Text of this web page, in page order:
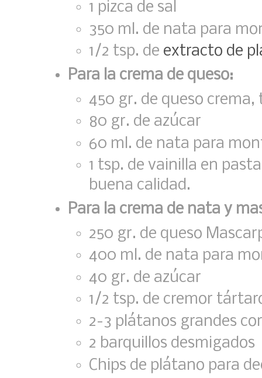
1 pizca de sal
350 ml. de nata para
1/2 tsp. de extracto de
Para la crema de queso:
450 gr. de queso
80 gr. de azúcar
60 ml. de nata para
1 tsp. de vainilla en
buena calidad.
Para la crema de nata y
250 gr. de queso
400 ml. de nata para
40 gr. de azúcar
1/2 tsp. de cremor
2-3 plátanos grandes
2 barquillos desmigados
Chips de plátano para